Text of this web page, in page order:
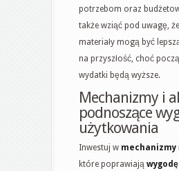
potrzebom oraz
także wziąć pod uwagę,
materiały mogą być
na przyszłość, choć
wydatki będą wyższe.
Mechanizmy i
podnoszące
użytkowania
Inwestuj w mechanizmy i
które poprawiają wygodę